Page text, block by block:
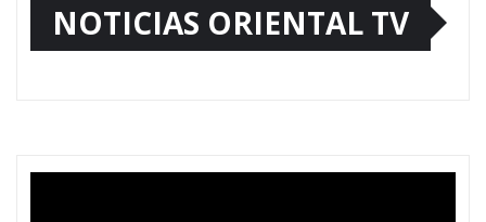
NOTICIAS ORIENTAL TV